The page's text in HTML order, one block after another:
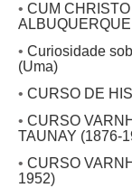
• CUM
ALBUQUERQUE
• Curiosidade
(Uma)
• CURSO DE
• CURSO
TAUNAY (1876-
• CURSO
1952)